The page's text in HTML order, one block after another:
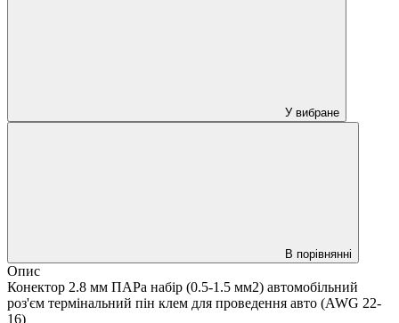
У вибране
В порівнянні
Опис
Конектор 2.8 мм ПАРа набір (0.5-1.5 мм2) автомобільний
роз'єм термінальний пін клем для проведення авто (AWG 22-
16)